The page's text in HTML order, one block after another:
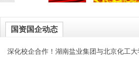
国资国企动态